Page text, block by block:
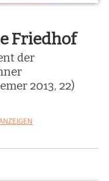
Friedhof
der
2013, 22)